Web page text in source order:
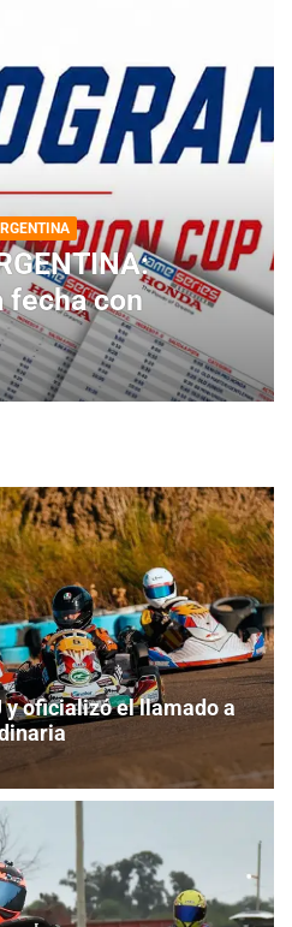
fecha con
y oficializó el llamado a